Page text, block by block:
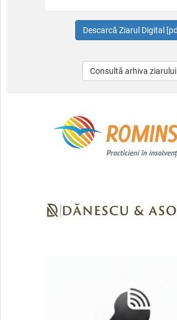
Consultă arhiva ziarului